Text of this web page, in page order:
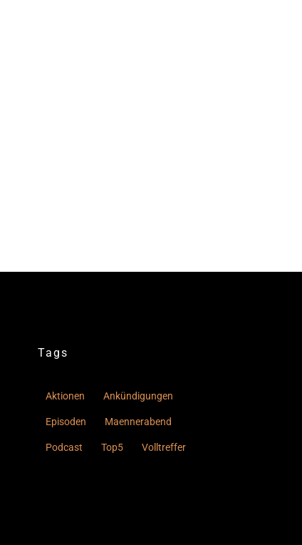
Tags
Aktionen Ankündigungen
Episoden Maennerabend
Podcast Top5 Volltreffer